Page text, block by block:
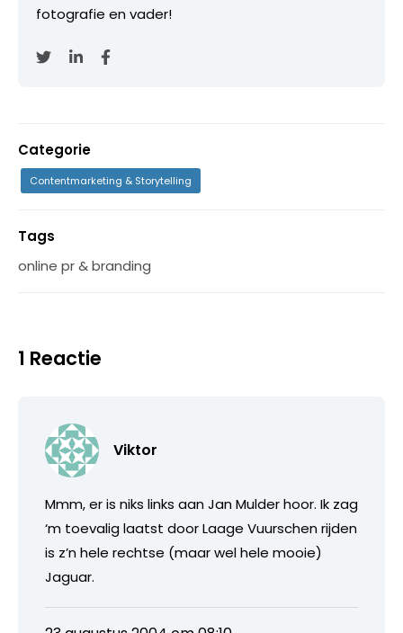
fotografie en vader!
Categorie
Contentmarketing & Storytelling
Tags
online pr & branding
1 Reactie
Viktor
Mmm, er is niks links aan Jan Mulder hoor. Ik zag
‘m toevalig laatst door Laage Vuurschen rijden
is z’n hele rechtse (maar wel hele mooie)
Jaguar.